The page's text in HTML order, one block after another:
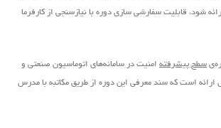
شود، قابلیت سفارشی سازی دوره با نیازسنجی از کارفرما
سطح پیشرفته امنیت در سامانه‌های اتوماسیون صنعتی و
ارائه است که سند معرفی این دوره از طریق مکاتبه با مدرس